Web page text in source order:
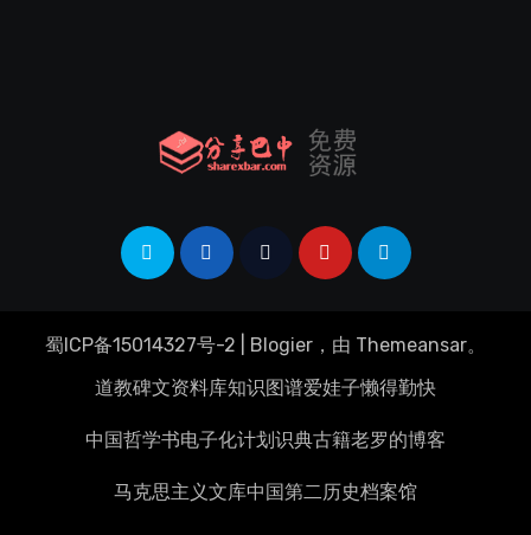
蜀ICP备15014327号-2 Blogier ，由 Themeansar。
道教碑文资料库知识图谱爱娃子懒得勤快
中国哲学书电子化计划识典古籍老罗的博客
马克思主义文库中国第二历史档案馆